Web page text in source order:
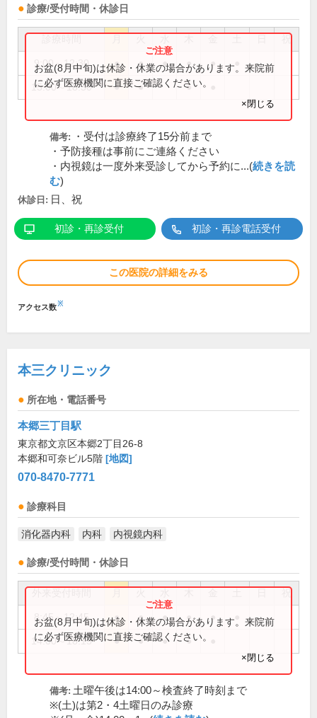
診療/受付時間・休診日
祝
9:00～12:30 ● ● ● ● ●
15:00～18:30 ● ● ●
お盆(8月中旬)は休診・休業の場合があります。来院前
に必ず医療機関に直接ご確認ください。
×閉じる
備考:
・受付は診療終了15分前まで
・予防接種は事前にご連絡ください
・内視鏡は一度外来受診してから予約に...(続きを読
む)
休診日: 日、祝
初診・再診受付 初診・再診電話受付
この医院の詳細をみる
アクセス数※
本三クリニック
所在地・電話番号
本郷三丁目駅
東京都文京区本郷2丁目26-8
本郷和可奈ビル5階 [地図]
070-8470-7771
診療科目
消化器内科 内科 内視鏡内科
診療/受付時間・休診日
祝
8:45～12:45 ● ● ● ● ●
14:00～18:15 ● ● ● ●
お盆(8月中旬)は休診・休業の場合があります。来院前
に必ず医療機関に直接ご確認ください。
×閉じる
備考: 土曜午後は14:00～検査終了時刻まで
※(土)は第2・4土曜日のみ診療